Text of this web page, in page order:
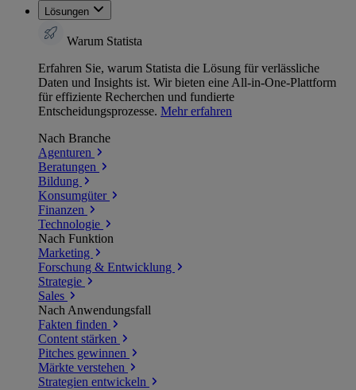
Lösungen
Warum Statista
Erfahren Sie, warum Statista die Lösung für verlässliche
Daten und Insights ist. Wir bieten eine All-in-One-Plattform
für effiziente Recherchen und fundierte
Entscheidungsprozesse. Mehr erfahren
Nach Branche
Agenturen
Beratungen
Bildung
Konsumgüter
Finanzen
Technologie
Nach Funktion
Marketing
Forschung & Entwicklung
Strategie
Sales
Nach Anwendungsfall
Fakten finden
Content stärken
Pitches gewinnen
Märkte verstehen
Strategien entwickeln